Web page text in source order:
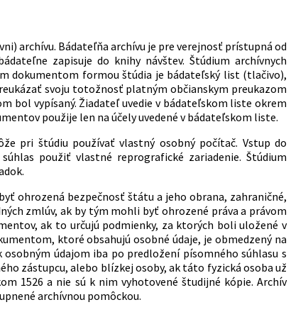
archívu. Bádateľňa archívu je pre verejnosť prístupná od
zapisuje do knihy návštev. Štúdium archívnych
dokumentom formou štúdia je bádateľský list (tlačivo),
svoju totožnosť platným občianskym preukazom
bol vypísaný. Žiadateľ uvedie v bádateľskom liste okrem
použije len na účely uvedené v bádateľskom liste.
pri štúdiu používať vlastný osobný počítač. Vstup do
použiť vlastné reprografické zariadenie. Štúdium
ohrozená bezpečnosť štátu a jeho obrana, zahraničné,
zmlúv, ak by tým mohli byť ohrozené práva a právom
ak to určujú podmienky, za ktorých boli uložené v
ktoré obsahujú osobné údaje, je obmedzený na
údajom iba po predložení písomného súhlasu s
zástupcu, alebo blízkej osoby, ak táto fyzická osoba už
1526 a nie sú k nim vyhotovené študijné kópie. Archív
archívnou pomôckou.